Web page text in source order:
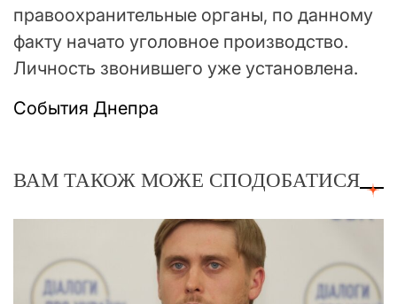
правоохранительные органы, по данному
факту начато уголовное производство.
Личность звонившего уже установлена.
События Днепра
ВАМ ТАКОЖ МОЖЕ СПОДОБАТИСЯ